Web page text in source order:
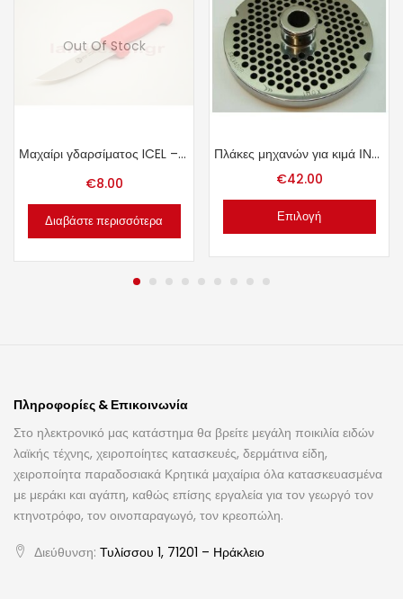
Out Of Stock
Μαχαίρι γδαρσίματος ICEL – ΙΝΟΧ 11cm.
€8.00
Διαβάστε περισσότερα
Πλάκες μηχανών για κιμά ΙΝΟΧ Νο. 32
€42.00
Επιλογή
Πληροφορίες & Επικοινωνία
Στο ηλεκτρονικό μας κατάστημα θα βρείτε μεγάλη ποικιλία ειδών
λαϊκής τέχνης, χειροποίητες κατασκευές, δερμάτινα είδη,
χειροποίητα παραδοσιακά Κρητικά μαχαίρια όλα κατασκευασμένα
με μεράκι και αγάπη, καθώς επίσης εργαλεία για τον γεωργό τον
κτηνοτρόφο, τον οινοπαραγωγό, τον κρεοπώλη.
Διεύθυνση: Τυλίσσου 1, 71201 – Ηράκλειο